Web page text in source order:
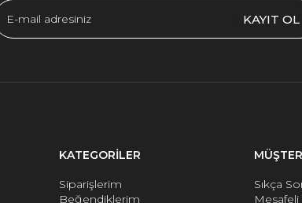
KAYIT OL
KATEGORİLER
Siparişlerim
Beğendiklerim
Sıkça
Mesafeli